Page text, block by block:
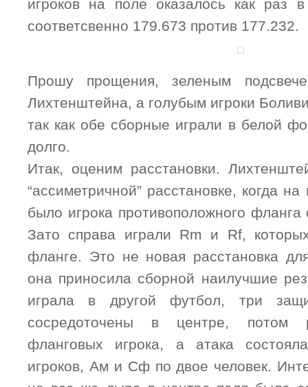
игроков на поле оказалось как раз
соответсвенно 179.673 против 177.232.
Прошу прощения, зеленым
Лихтенштейна, а голубым игроки
так как обе сборные играли в белой
долго.
Итак, оценим расстановки.
“ассиметричной” расстановке, когда
было игрока противоположного
Зато справа играли Rm и Rf,
фланге. Это не новая расстановка
она приносила сборной наилучшие
играла в другой футбол, три
сосредоточены в центре, потом
фланговых игрока, а атака
игроков, Ам и Сф по двое человек.